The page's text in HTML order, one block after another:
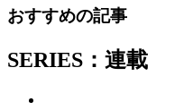
おすすめの記事
SERIES：連載